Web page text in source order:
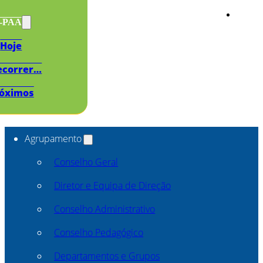
PAA
Hoje
Agrupamento
Conselho Geral
Diretor e Equipa de Direção
Conselho Administrativo
Conselho Pedagógico
Departamentos e Grupos